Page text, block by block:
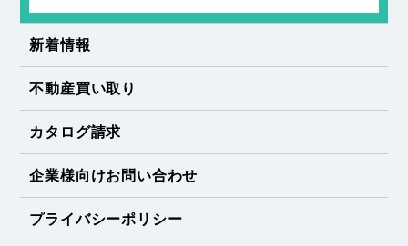
新着情報
不動産買い取り
カタログ請求
企業様向けお問い合わせ
プライバシーポリシー